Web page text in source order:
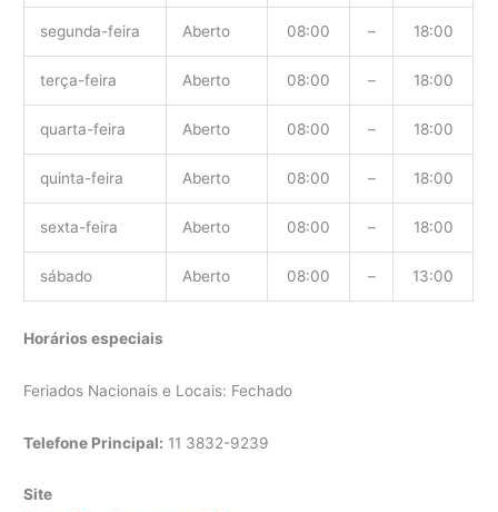
segunda-feira Aberto 08:00 – 18:00
terça-feira Aberto 08:00 – 18:00
quarta-feira Aberto 08:00 – 18:00
quinta-feira Aberto 08:00 – 18:00
sexta-feira Aberto 08:00 – 18:00
sábado Aberto 08:00 – 13:00
Horários especiais
Feriados Nacionais e Locais: Fechado
Telefone Principal: 11 3832-9239
Site